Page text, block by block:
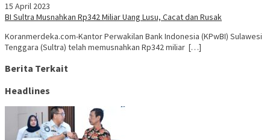
15 April 2023
BI Sultra Musnahkan Rp342 Miliar Uang Lusu, Cacat dan Rusak
Koranmerdeka.com-Kantor Perwakilan Bank Indonesia (KPwBI) Sulawesi
Tenggara (Sultra) telah memusnahkan Rp342 miliar […]
Berita Terkait
Headlines